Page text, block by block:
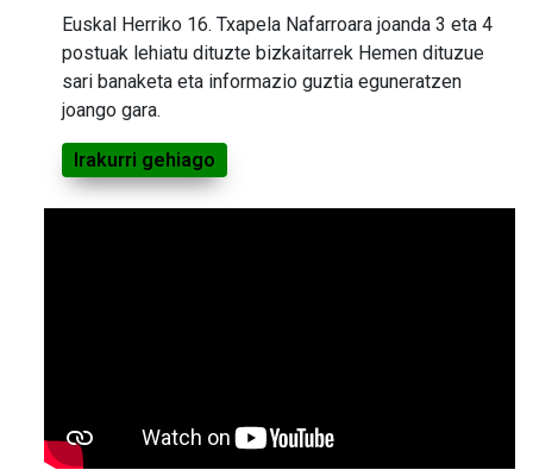
Euskal Herriko 16. Txapela Nafarroara joanda 3 eta 4
postuak lehiatu dituzte bizkaitarrek Hemen dituzue
sari banaketa eta informazio guztia eguneratzen
joango gara.
Irakurri gehiago